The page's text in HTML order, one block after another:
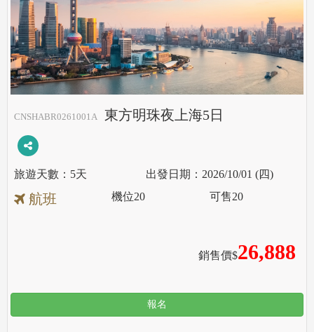
CNSHABR0261001A 東方明珠夜上海5日
5天 2026/10/01 (四)
航班
銷售價$26,888
機位20 可售20
報名